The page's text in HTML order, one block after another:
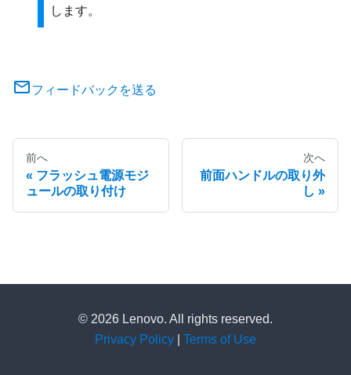
します。
フィードバックを送る
前へ
フラッシュ電源モジ
ュールの取り付け
次へ
前面ハンドルの取り外
し
© 2026 Lenovo. All rights reserved.
Privacy Policy
Terms of Use